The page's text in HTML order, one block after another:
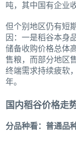
吨，其中国有企业
但个别地区仍有短
因：一是稻谷本身
储备收购价格总体
售粮，而部分地区
终端需求持续疲软
年。
国内稻谷价格走
分品种看：普通品